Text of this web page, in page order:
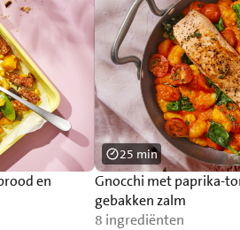
en
Gnocchi met paprika-
gebakken zalm
8 ingrediënten
25 min